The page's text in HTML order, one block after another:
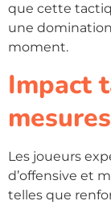
que cette
une
moment.
Impact
mesures
Les joueurs
d’offensive et
telles que